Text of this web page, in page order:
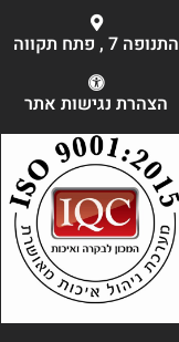
התנופה 7 , פתח תקווה
הצהרת נגישות אתר